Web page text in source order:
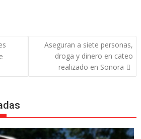
Aseguran a siete personas,
droga y dinero en cateo
realizado en Sonora